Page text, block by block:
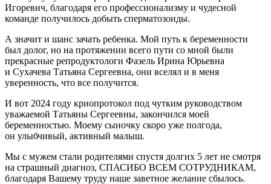
Игоревич, благодаря его профессионализму и чудесной
команде получилось добыть сперматозоиды.
А значит и шанс зачать ребенка. Мой путь к беременности
был долог, но на протяжении всего пути со мной были
прекрасные репродуктологи Фазель Ирина Юрьевна
и Сухачева Татьяна Сергеевна, они вселял и в меня
уверенность, что все получится.
И вот 2024 году криопротокол под чутким руководством
уважаемой Татьяны Сергеевны, закончился моей
беременностью. Моему сыночку скоро уже полгода,
он улыбчивый, активный малыш.
Мы с мужем стали родителями спустя долгих 5 лет не смотря
на страшный диагноз, СПАСИБО ВСЕМ СОТРУДНИКАМ,
благодаря Вашему труду наше заветное желание сбылось.